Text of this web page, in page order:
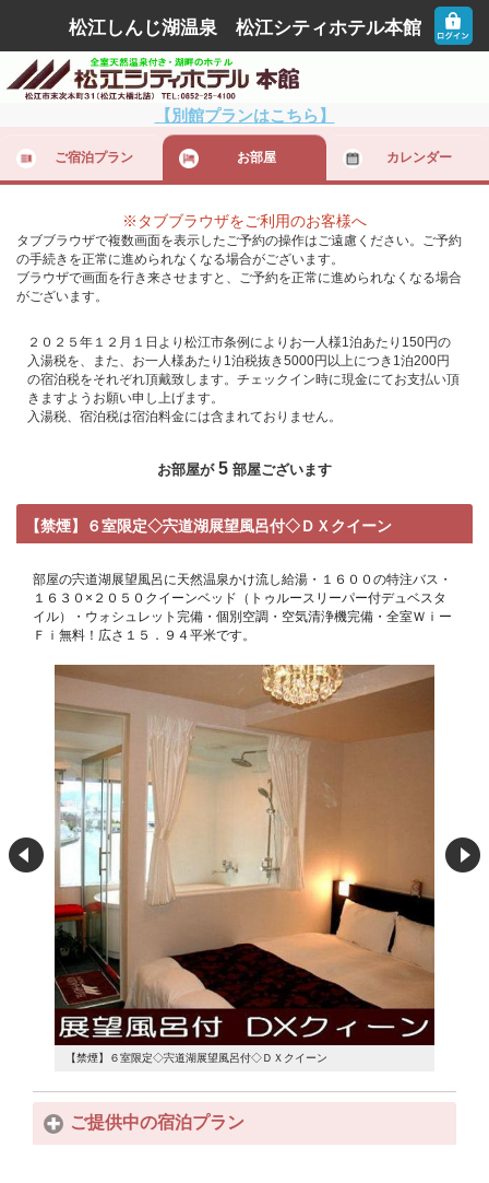
松江しんじ湖温泉 松江シティホテル本館
【別館プランはこちら】
ご宿泊プラン お部屋 カレンダー
※タブブラウザをご利用のお客様へ
タブブラウザで複数画面を表示したご予約の操作はご遠慮ください。ご予約
の手続きを正常に進められなくなる場合がございます。
ブラウザで画面を行き来させますと、ご予約を正常に進められなくなる場合
がございます。
２０２５年１２月１日より松江市条例によりお一人様1泊あたり150円の
入湯税を、また、お一人様あたり1泊税抜き5000円以上につき1泊200円
の宿泊税をそれぞれ頂戴致します。チェックイン時に現金にてお支払い頂
きますようお願い申し上げます。
入湯税、宿泊税は宿泊料金には含まれておりません。
お部屋が 5 部屋ございます
【禁煙】６室限定◇宍道湖展望風呂付◇ＤＸクイーン
部屋の宍道湖展望風呂に天然温泉かけ流し給湯・１６００の特注バス・
１６３０×２０５０クイーンベッド（トゥルースリーパー付デュベスタ
イル）・ウォシュレット完備・個別空調・空気清浄機完備・全室Ｗｉー
Ｆｉ無料！広さ１５．９４平米です。
【禁煙】６室限定◇宍道湖展望風呂付◇ＤＸクイーン
ご提供中の宿泊プラン